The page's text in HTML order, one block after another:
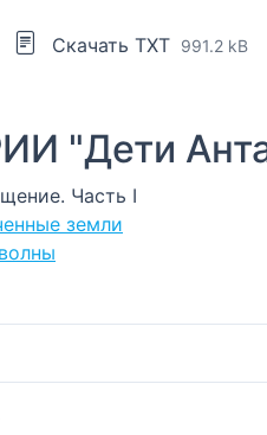
Скачать TXT 991.2 kB
"Дети
Часть I
земли